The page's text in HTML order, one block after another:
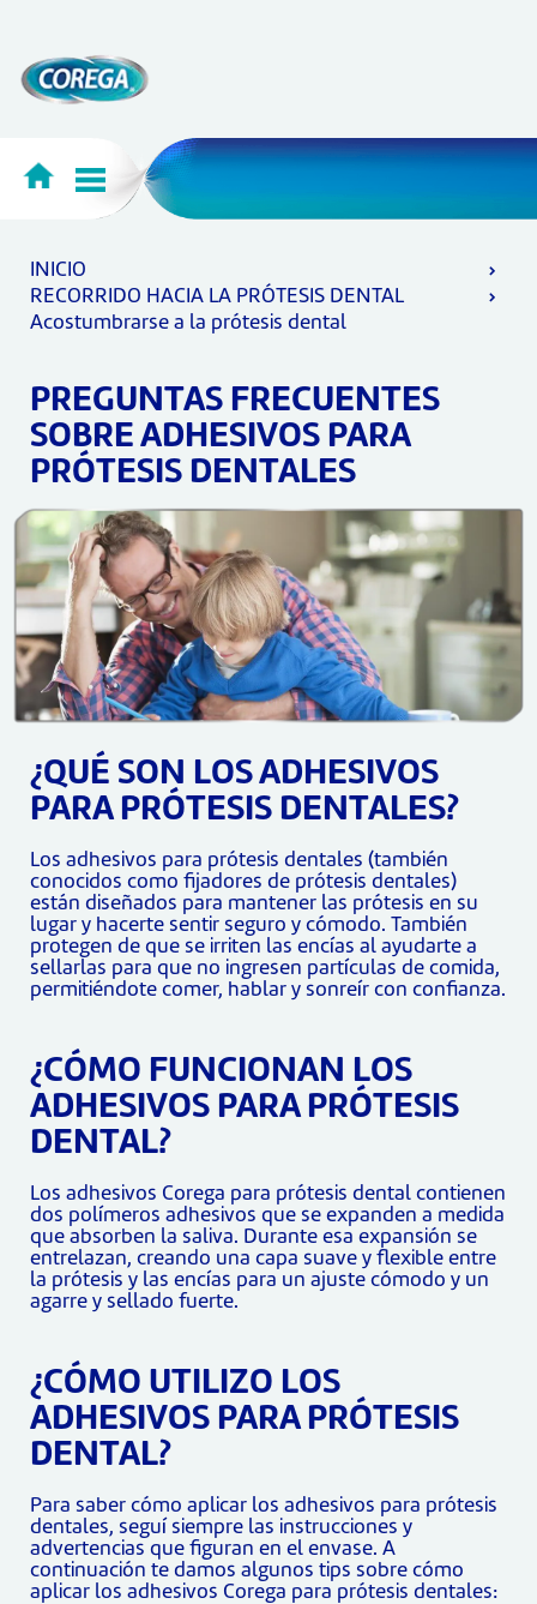
INICIO
RECORRIDO HACIA LA PRÓTESIS DENTAL
Acostumbrarse a la prótesis dental
PREGUNTAS FRECUENTES
SOBRE ADHESIVOS PARA
PRÓTESIS DENTALES
¿QUÉ SON LOS ADHESIVOS
PARA PRÓTESIS DENTALES?
Los adhesivos para prótesis dentales (también
conocidos como fijadores de prótesis dentales)
están diseñados para mantener las prótesis en su
lugar y hacerte sentir seguro y cómodo. También
protegen de que se irriten las encías al ayudarte a
sellarlas para que no ingresen partículas de comida,
permitiéndote comer, hablar y sonreír con confianza.
¿CÓMO FUNCIONAN LOS
ADHESIVOS PARA PRÓTESIS
DENTAL?
Los adhesivos Corega para prótesis dental contienen
dos polímeros adhesivos que se expanden a medida
que absorben la saliva. Durante esa expansión se
entrelazan, creando una capa suave y flexible entre
la prótesis y las encías para un ajuste cómodo y un
agarre y sellado fuerte.
¿CÓMO UTILIZO LOS
ADHESIVOS PARA PRÓTESIS
DENTAL?
Para saber cómo aplicar los adhesivos para prótesis
dentales, seguí siempre las instrucciones y
advertencias que figuran en el envase. A
continuación te damos algunos tips sobre cómo
aplicar los adhesivos Corega para prótesis dentales: